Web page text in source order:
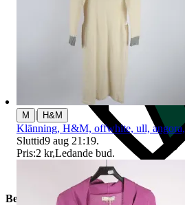
Beskrivning
M | H&M
Klänning, H&M, offwhite, ull,
Sluttid9 aug 21:19.
Pris:2 kr,Ledande bud.